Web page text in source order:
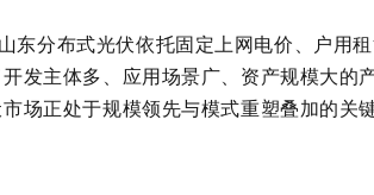
东分布式光伏依托固定上网电价、户用
发主体多、应用场景广、资产规模大的
场正处于规模领先与模式重塑叠加的关